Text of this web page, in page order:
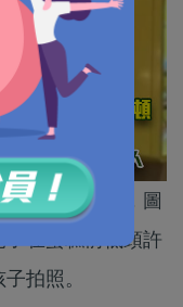
生」的照片，圖
在蛋糕前低頭許
拍照。